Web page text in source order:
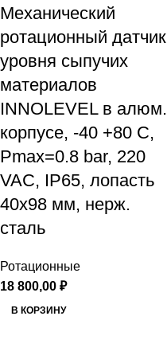
Механический
ротационный датчик
уровня сыпучих
материалов
INNOLEVEL в алюм.
корпусе, -40 +80 С,
Рmax=0.8 bar, 220
VAC, IP65, лопасть
40х98 мм, нерж.
сталь
Ротационные
18 800,00 ₽
В КОРЗИНУ